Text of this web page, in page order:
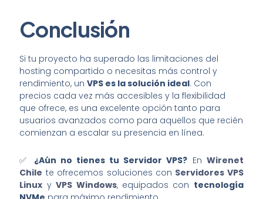
Conclusión
Si tu proyecto ha superado las limitaciones del
hosting compartido o necesitas más control y
rendimiento, unVPS es la solución ideal. Con
precios cada vez más accesibles y la flexibilidad
que ofrece, es una excelente opción tanto para
usuarios avanzados como para aquellos que recién
comienzan a escalar su presencia en línea.
✅ ¿Aún no tienes tu Servidor VPS? En Wirenet
Chile te ofrecemos soluciones con Servidores VPS
Linux yVPS Windows, equipados con tecnología